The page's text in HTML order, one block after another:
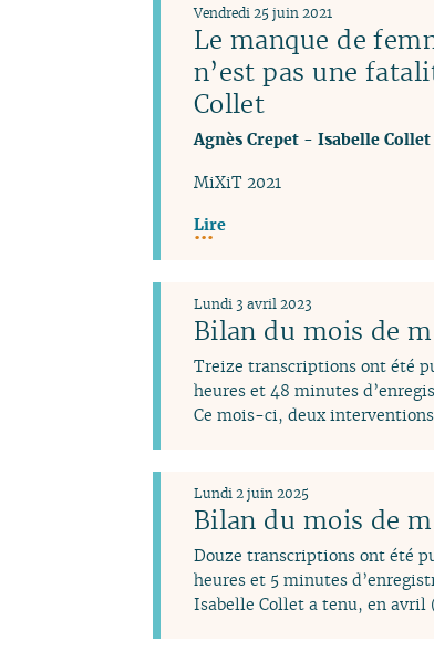
Le manque de
n’est pas une
Collet
Vendredi 25 juin 2021
Agnès Crepet- Isabelle Collet
MiXiT 2021
Lire
Bilan du mois de
Lundi 3 avril 2023
Treize transcriptions ont été
heures et 48 minutes
Ce mois-ci, deux
Bilan du mois de
Lundi 2 juin 2025
Douze transcriptions ont été
heures et 5 minutes
Isabelle Collet a tenu, en avril